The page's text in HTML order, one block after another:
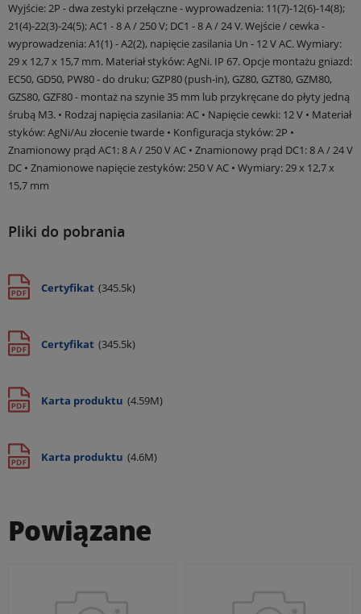
Wyjście: 2P - dwa zestyki przełączne - wyprowadzenia: 11(7)-12(6)-14(8);
21(4)-22(3)-24(5); AC1 - 8 A / 250 V; DC1 - 8 A / 24 V. Wejście / cewka -
wyprowadzenia: A1(1) - A2(2), napięcie zasilania Un - 12 V AC. Wymiary:
29 x 12,7 x 15,7 mm. Materiał styków: AgNi. IP 67. Opcje montażu gniazd:
EC50, GD50, PW80 - do druku; GZP80 (push-in), GZ80, GZT80, GZM80,
GZS80, GZF80 - montaż na szynie 35 mm lub przykręcane do płyty jedną
śrubą M3. • Rodzaj napięcia zasilania: AC • Napięcie cewki: 12 V • Materiał
styków: AgNi/Au złocenie twarde • Konfiguracja styków: 2P •
Znamionowy prąd AC1: 8 A / 250 V AC • Znamionowy prąd DC1: 8 A / 24 V
DC • Znamionowe napięcie zestyków: 250 V AC • Wymiary: 29 x 12,7 x
15,7 mm
Pliki do pobrania
Certyfikat (345.5k)
Certyfikat (345.5k)
Karta produktu (4.59M)
Karta produktu (4.6M)
Powiązane